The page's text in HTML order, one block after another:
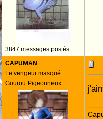
3847 messages postés
CAPUMAN
Le vengeur masqué
Gourou Pigeonneux